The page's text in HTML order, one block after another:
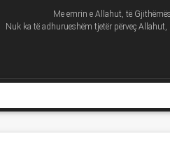
Me emrin e Allahut, të
Nuk ka të adhurueshëm tjetër përveç